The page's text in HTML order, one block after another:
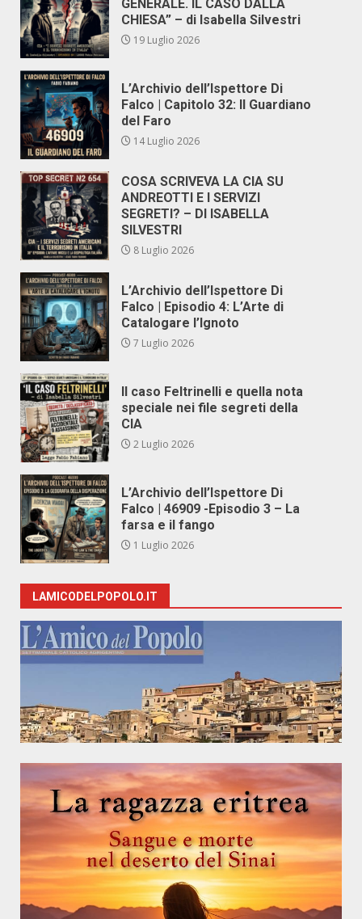
GENERALE. IL CASO DALLA
CHIESA” – di Isabella Silvestri
19 Luglio 2026
L’Archivio dell’Ispettore Di
Falco | Capitolo 32: Il Guardiano
del Faro
14 Luglio 2026
COSA SCRIVEVA LA CIA SU
ANDREOTTI E I SERVIZI
SEGRETI? – DI ISABELLA
SILVESTRI
8 Luglio 2026
L’Archivio dell’Ispettore Di
Falco | Episodio 4: L’Arte di
Catalogare l’Ignoto
7 Luglio 2026
Il caso Feltrinelli e quella nota
speciale nei file segreti della
CIA
2 Luglio 2026
L’Archivio dell’Ispettore Di
Falco | 46909 -Episodio 3 – La
farsa e il fango
1 Luglio 2026
LAMICODELPOPOLO.IT